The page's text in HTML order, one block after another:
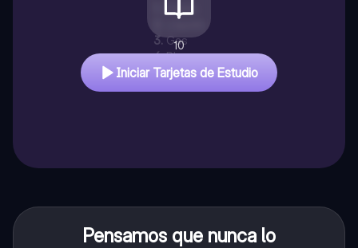
Sólido
Líquido
3. Gas
4. Plasma
10
Iniciar Tarjetas de Estudio
Pensamos que nunca lo